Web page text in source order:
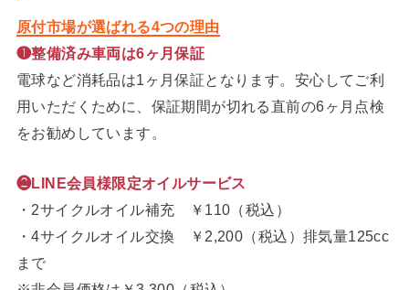
原付市場が選ばれる4つの理由
❶整備済み車両は6ヶ月保証
電球など消耗品は1ヶ月保証となります。安心してご利
用いただくために、保証期間が切れる直前の6ヶ月点検
をお勧めしています。
❷LINE会員様限定オイルサービス
・2サイクルオイル補充 ￥110（税込）
・4サイクルオイル交換 ￥2,200（税込）排気量125cc
まで